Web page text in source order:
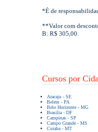
*É de
**Valor com
B: R$ 305,00.
Cursos por
Aracaju - SE
Belem - PA
Belo Horizonte - MG
Brasilia - DF
Campinas - SP
Campo Grande - MS
Cuiaba - MT